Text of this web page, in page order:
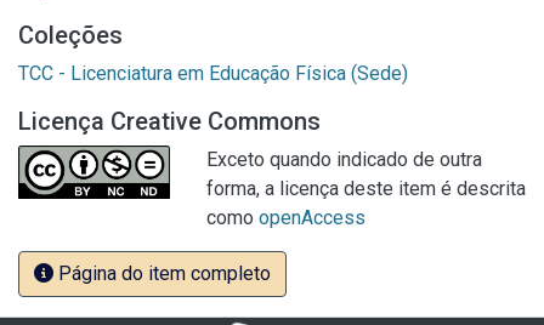
Coleções
TCC - Licenciatura em Educação Física (Sede)
Licença Creative Commons
Exceto quando indicado de outra
forma, a licença deste item é descrita
como openAccess
Página do item completo